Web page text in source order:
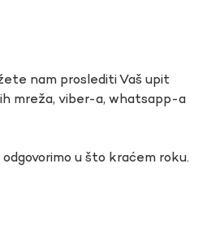
nam proslediti Vaš upit
mreža, viber-a, whatsapp-a
u što kraćem roku.